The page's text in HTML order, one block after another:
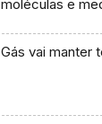
moléculas e
Gás vai manter